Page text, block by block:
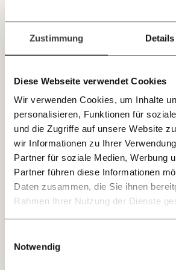
Zustimmung Details
Diese Webseite verwendet Cookies
Wir verwenden Cookies, um Inhalte
personalisieren, Funktionen für
und die Zugriffe auf unsere Website
wir Informationen zu Ihrer
Partner für soziale Medien, Werbung
Partner führen diese Informationen
Daten zusammen, die Sie ihnen
Rahmen Ihrer Nutzung der Dienste
Notwendig
JETZT
EINFACH
TEILEN.
E-Mail
Telegram
Ich werde Fördermitglied* …
Newsletter des
Momentum
pro Woche die
Berechnungen,
und
GEMERKTE
INHALTE
unterstützen.
– vor allem für den Fall, dass
Energiekosten wieder stärker
schneller und stärker
mittelfristig auf EUR 150 pro
Äquivalent zu kommen.
Methodik
Mikrosimulationsmodell,